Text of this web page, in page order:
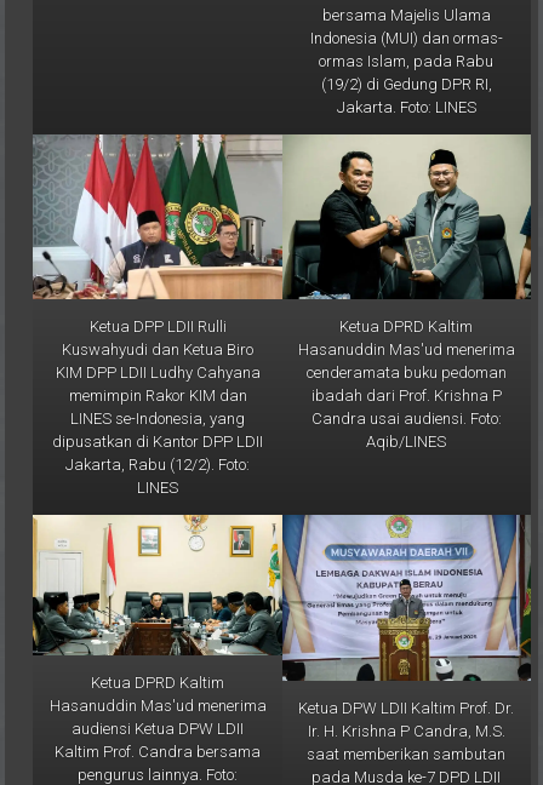
Indonesia (MUI) dan ormas-
ormas Islam, pada Rabu
(19/2) di Gedung DPR RI,
Jakarta. Foto: LINES
Ketua DPP LDII Rulli
Kuswahyudi dan Ketua Biro
KIM DPP LDII Ludhy Cahyana
memimpin Rakor KIM dan
LINES se-Indonesia, yang
dipusatkan di Kantor DPP LDII
Jakarta, Rabu (12/2). Foto:
LINES
Ketua DPRD Kaltim
Hasanuddin Mas'ud menerima
cenderamata buku pedoman
ibadah dari Prof. Krishna P
Candra usai audiensi. Foto:
Aqib/LINES
Ketua DPRD Kaltim
Hasanuddin Mas'ud menerima
audiensi Ketua DPW LDII
Kaltim Prof. Candra bersama
pengurus lainnya. Foto:
Aqib/LINES
Ketua DPW LDII Kaltim Prof. Dr.
Ir. H. Krishna P Candra, M.S.
saat memberikan sambutan
pada Musda ke-7 DPD LDII
Kab. Berau, Rabu (29/1/2025).